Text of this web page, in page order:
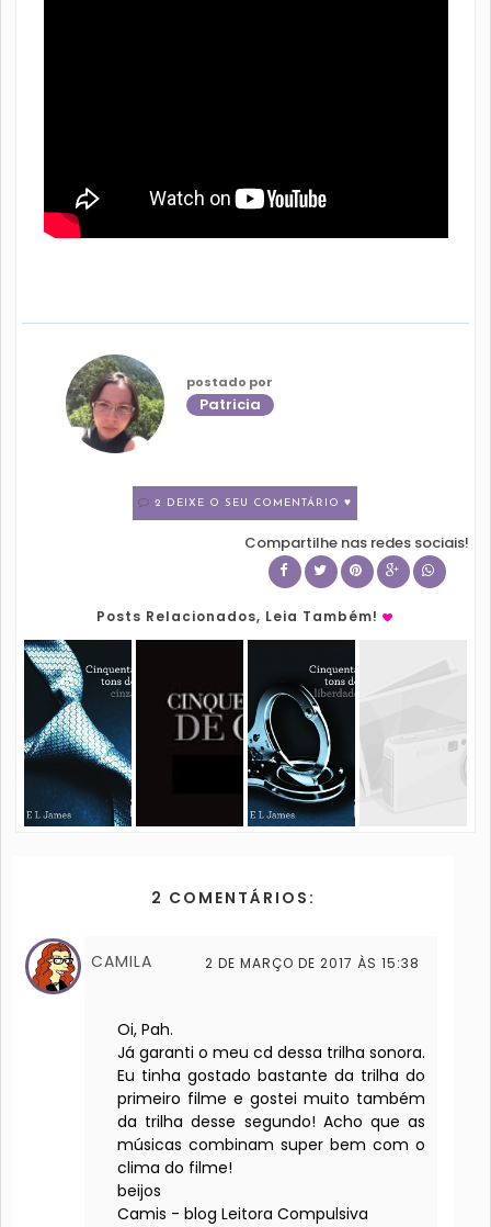
postado por
Patricia
2 DEIXE O SEU COMENTÁRIO ♥
Compartilhe nas redes sociais!
Posts Relacionados, Leia Também!
2 COMENTÁRIOS:
CAMILA 2 DE MARÇO DE 2017 ÀS 15:38
Oi, Pah.
Já garanti o meu cd dessa trilha sonora.
Eu tinha gostado bastante da trilha do
primeiro filme e gostei muito também
da trilha desse segundo! Acho que as
músicas combinam super bem com o
clima do filme!
beijos
Camis - blog Leitora Compulsiva